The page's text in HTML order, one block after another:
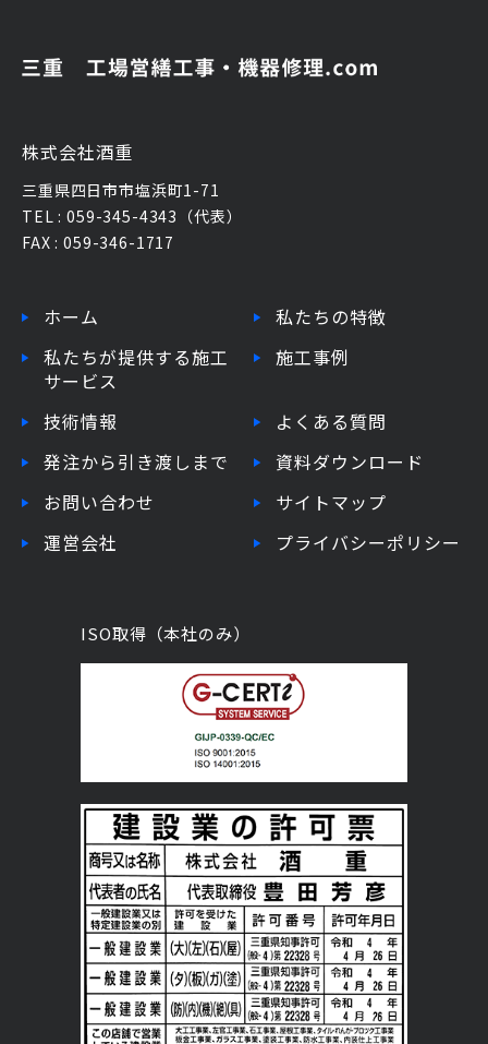
株式会社酒重
三重県四日市市塩浜町1-71
TEL : 059-345-4343（代表）
FAX : 059-346-1717
ホーム
私たちの特徴
私たちが提供する施工
サービス
施工事例
技術情報
よくある質問
発注から引き渡しまで
資料ダウンロード
お問い合わせ
サイトマップ
運営会社
プライバシーポリシー
ISO取得（本社のみ）